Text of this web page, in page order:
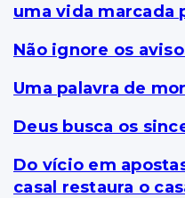
uma vida marcada
Não ignore os
Uma palavra de
Deus busca os
Do vício em
casal restaura o